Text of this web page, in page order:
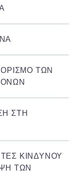
ΤΩΝ
ΣΤΗ
ΚΙΝΔΥΝΟΥ
ΤΩΝ